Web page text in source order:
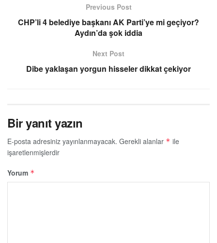
Previous Post
CHP’li 4 belediye başkanı AK Parti’ye mi geçiyor?
Aydın’da şok iddia
Next Post
Dibe yaklaşan yorgun hisseler dikkat çekiyor
Bir yanıt yazın
E-posta adresiniz yayınlanmayacak. Gerekli alanlar * ile
işaretlenmişlerdir
Yorum *